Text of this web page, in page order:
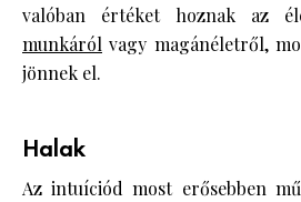
valóban értéket hoznak az
munkáról vagy magánéletről,
jönnek el.
Halak
Az intuíciód most erősebben